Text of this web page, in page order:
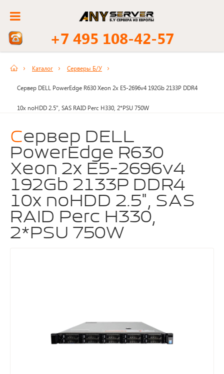
+7 495 108-42-57
Каталог Серверы Б/У
Сервер DELL PowerEdge R630 Xeon 2x E5-2696v4 192Gb 2133P DDR4
10x noHDD 2.5", SAS RAID Perc H330, 2*PSU 750W
Сервер DELL
PowerEdge R630
Xeon 2x E5-2696v4
192Gb 2133P DDR4
10x noHDD 2.5", SAS
RAID Perc H330,
2*PSU 750W